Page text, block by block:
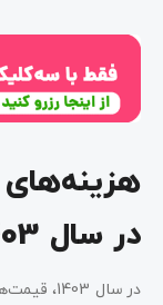
در سال 1403
در سال